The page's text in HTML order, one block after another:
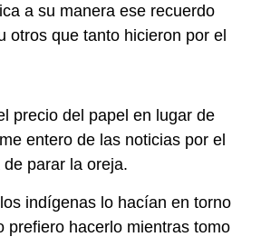
a su manera ese recuerdo
otros que tanto hicieron por el
precio del papel en lugar de
entero de las noticias por el
parar la oreja.
indígenas lo hacían en torno
prefiero hacerlo mientras tomo